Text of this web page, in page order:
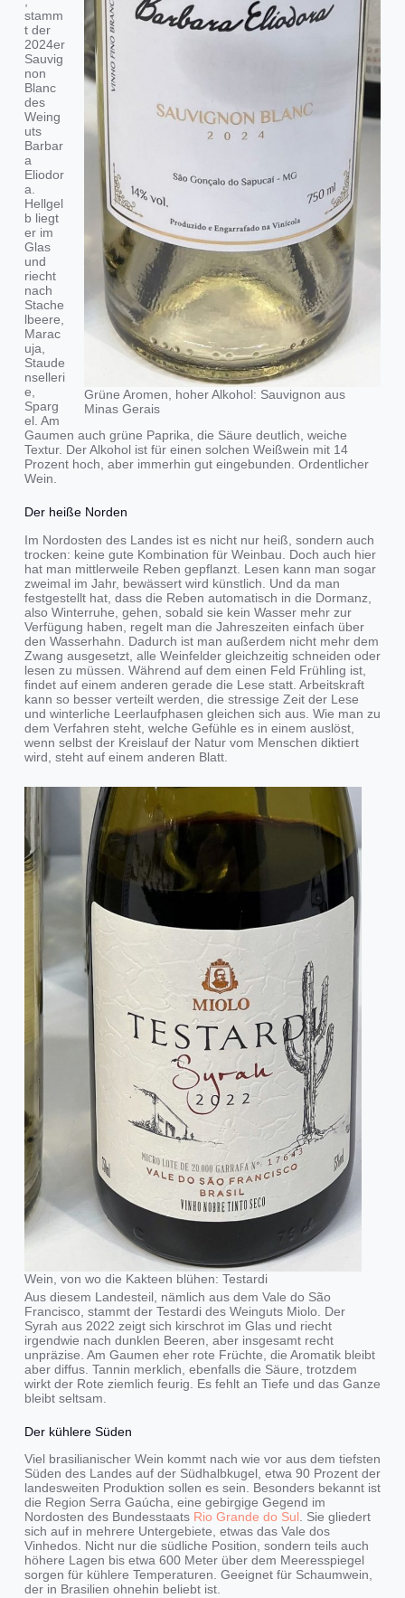
Grüne Aromen, hoher Alkohol: Sauvignon aus
Minas Gerais
stamm
t der
2024er
Sauvig
non
Blanc
des
Weing
uts
Barbar
a
Eliodor
a.
Hellgel
b liegt
er im
Glas
und
riecht
nach
Stache
lbeere,
Marac
uja,
Staude
nselleri
e,
Sparg
el. Am
Gaumen auch grüne Paprika, die Säure deutlich, weiche
Textur. Der Alkohol ist für einen solchen Weißwein mit 14
Prozent hoch, aber immerhin gut eingebunden. Ordentlicher
Wein.
Der heiße Norden
Im Nordosten des Landes ist es nicht nur heiß, sondern auch
trocken: keine gute Kombination für Weinbau. Doch auch hier
hat man mittlerweile Reben gepflanzt. Lesen kann man sogar
zweimal im Jahr, bewässert wird künstlich. Und da man
festgestellt hat, dass die Reben automatisch in die Dormanz,
also Winterruhe, gehen, sobald sie kein Wasser mehr zur
Verfügung haben, regelt man die Jahreszeiten einfach über
den Wasserhahn. Dadurch ist man außerdem nicht mehr dem
Zwang ausgesetzt, alle Weinfelder gleichzeitig schneiden oder
lesen zu müssen. Während auf dem einen Feld Frühling ist,
findet auf einem anderen gerade die Lese statt. Arbeitskraft
kann so besser verteilt werden, die stressige Zeit der Lese
und winterliche Leerlaufphasen gleichen sich aus. Wie man zu
dem Verfahren steht, welche Gefühle es in einem auslöst,
wenn selbst der Kreislauf der Natur vom Menschen diktiert
wird, steht auf einem anderen Blatt.
Wein, von wo die Kakteen blühen: Testardi
Aus diesem Landesteil, nämlich aus dem Vale do São
Francisco, stammt der Testardi des Weinguts Miolo. Der
Syrah aus 2022 zeigt sich kirschrot im Glas und riecht
irgendwie nach dunklen Beeren, aber insgesamt recht
unpräzise. Am Gaumen eher rote Früchte, die Aromatik bleibt
aber diffus. Tannin merklich, ebenfalls die Säure, trotzdem
wirkt der Rote ziemlich feurig. Es fehlt an Tiefe und das Ganze
bleibt seltsam.
Der kühlere Süden
Viel brasilianischer Wein kommt nach wie vor aus dem tiefsten
Süden des Landes auf der Südhalbkugel, etwa 90 Prozent der
landesweiten Produktion sollen es sein. Besonders bekannt ist
die Region Serra Gaúcha, eine gebirgige Gegend im
Nordosten des Bundesstaats Rio Grande do Sul. Sie gliedert
sich auf in mehrere Untergebiete, etwas das Vale dos
Vinhedos. Nicht nur die südliche Position, sondern teils auch
höhere Lagen bis etwa 600 Meter über dem Meeresspiegel
sorgen für kühlere Temperaturen. Geeignet für Schaumwein,
der in Brasilien ohnehin beliebt ist.